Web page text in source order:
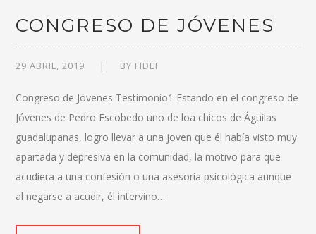
CONGRESO DE JÓVENES
29 ABRIL, 2019 BY FIDEI
Congreso de Jóvenes Testimonio1 Estando en el congreso de
Jóvenes de Pedro Escobedo uno de loa chicos de Águilas
guadalupanas, logro llevar a una joven que él había visto muy
apartada y depresiva en la comunidad, la motivo para que
acudiera a una confesión o una asesoría psicológica aunque
al negarse a acudir, él intervino…